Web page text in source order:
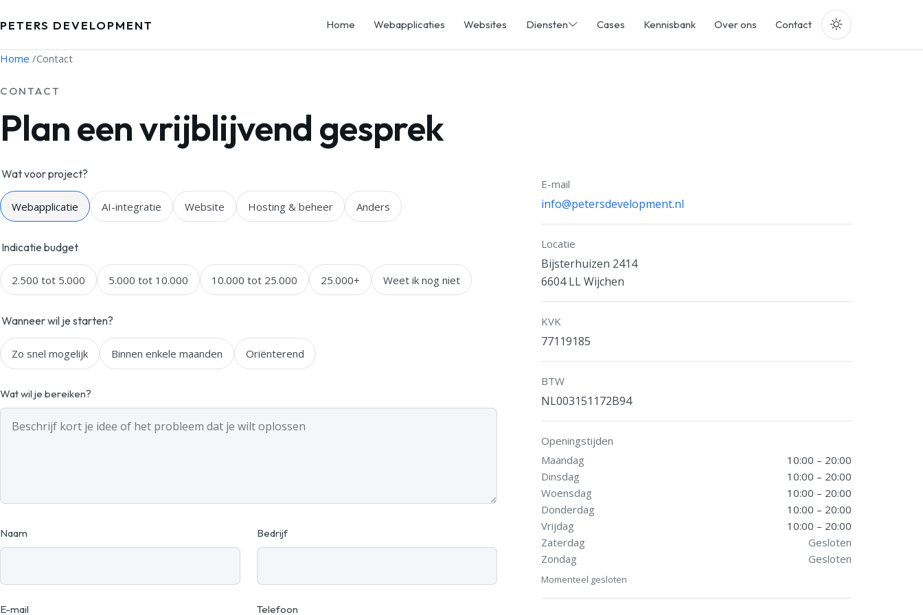
PETERS DEVELOPMENT Home Webapplicaties Websites Diensten Cases Kennisbank Over ons Contact
Home /Contact
CONTACT
Plan een vrijblijvend gesprek
Wat voor project?
Webapplicatie AI-integratie Website Hosting & beheer Anders
Indicatie budget
2.500 tot 5.000 5.000 tot 10.000 10.000 tot 25.000 25.000+ Weet ik nog niet
Wanneer wil je starten?
Zo snel mogelijk Binnen enkele maanden Oriënterend
Wat wil je bereiken?
Naam Bedrijf
E-mail Telefoon
E-mail
info@petersdevelopment.nl
Locatie
Bijsterhuizen 2414
6604 LL Wijchen
KVK
77119185
BTW
NL003151172B94
Openingstijden
Maandag
10:00 – 20:00
Dinsdag
10:00 – 20:00
Woensdag
10:00 – 20:00
Donderdag
10:00 – 20:00
Vrijdag
10:00 – 20:00
Zaterdag
Gesloten
Zondag
Gesloten
Momenteel gesloten